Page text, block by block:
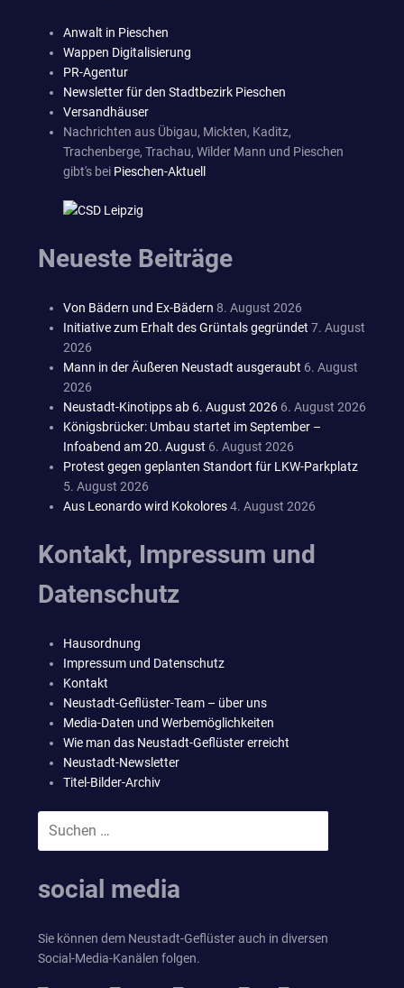
Anwalt in Pieschen
Wappen Digitalisierung
PR-Agentur
Newsletter für den Stadtbezirk Pieschen
Versandhäuser
Nachrichten aus Übigau, Mickten, Kaditz,
Trachenberge, Trachau, Wilder Mann und Pieschen
gibt's bei Pieschen-Aktuell
Neueste Beiträge
Von Bädern und Ex-Bädern 8. August 2026
Initiative zum Erhalt des Grüntals gegründet 7. August
2026
Mann in der Äußeren Neustadt ausgeraubt 6. August
2026
Neustadt-Kinotipps ab 6. August 2026 6. August 2026
Königsbrücker: Umbau startet im September –
Infoabend am 20. August 6. August 2026
Protest gegen geplanten Standort für LKW-Parkplatz
5. August 2026
Aus Leonardo wird Kokolores4. August 2026
Kontakt, Impressum und
Datenschutz
Hausordnung
Impressum und Datenschutz
Kontakt
Neustadt-Geflüster-Team – über uns
Media-Daten und Werbemöglichkeiten
Wie man das Neustadt-Geflüster erreicht
Neustadt-Newsletter
Titel-Bilder-Archiv
Suchen
social media
Sie können dem Neustadt-Geflüster auch in diversen
Social-Media-Kanälen folgen.